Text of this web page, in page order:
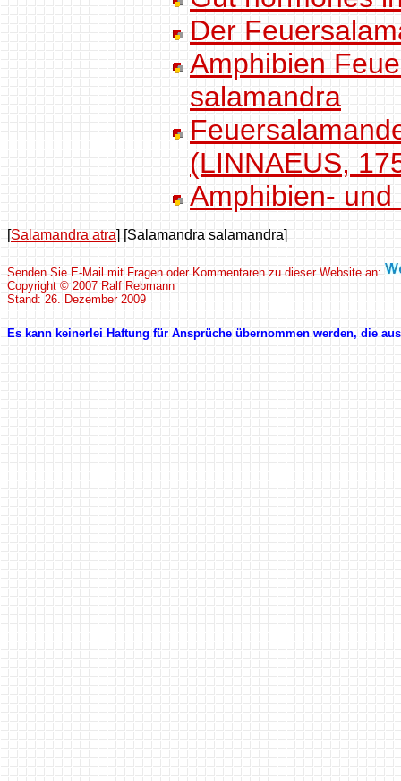
Der
Amphibien
salamandra
(LINNAEUS,
Amphibien-
[Salamandra atra] [Salamandra salamandra]
Senden Sie E-Mail mit Fragen oder Kommentaren zu dieser Website an:
Copyright © 2007 Ralf Rebmann
Stand: 26. Dezember 2009
Es kann keinerlei Haftung für Ansprüche übernommen werden, die